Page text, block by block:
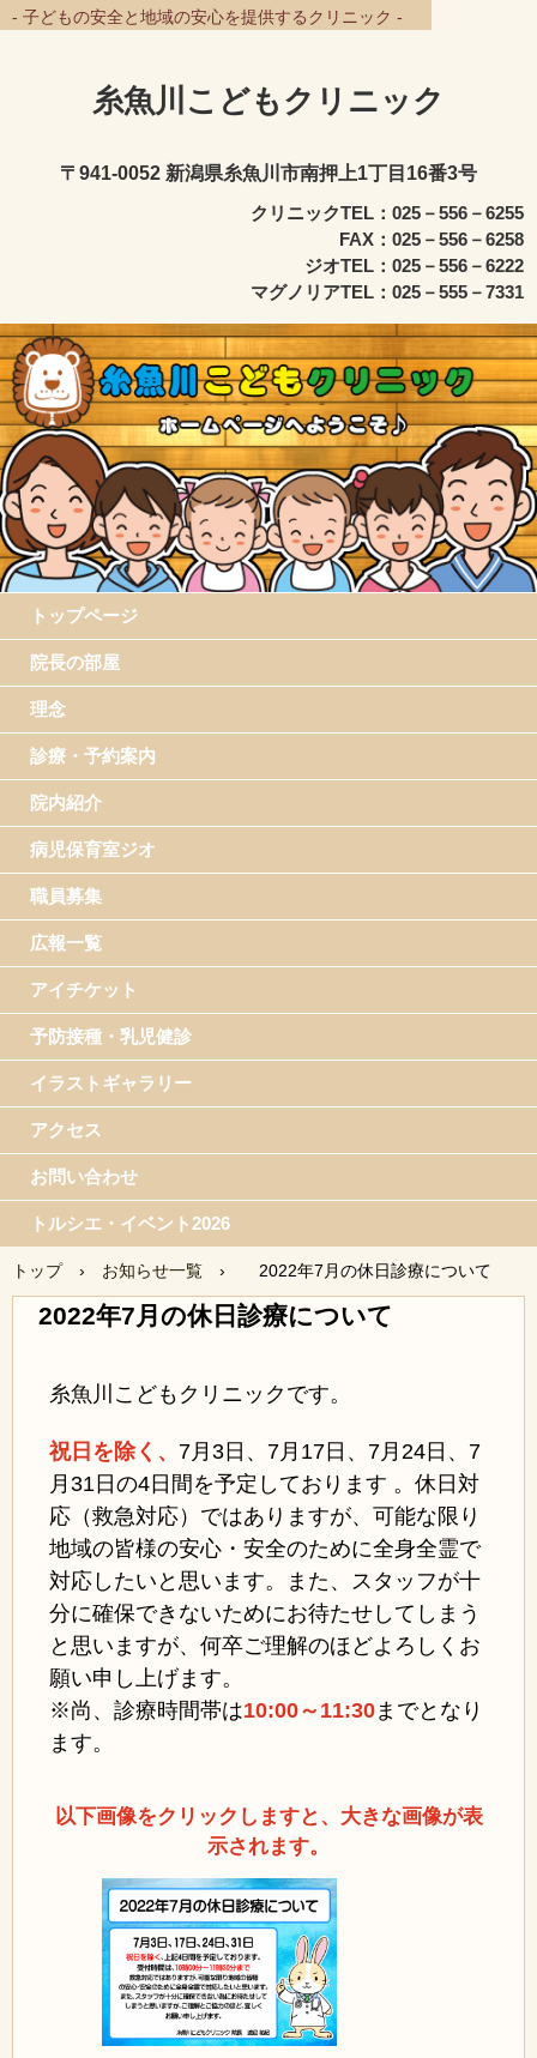
- 子どもの安全と地域の安心を提供するクリニック -
糸魚川こどもクリニック
〒941-0052 新潟県糸魚川市南押上1丁目16番3号
クリニックTEL：025－556－6255
FAX：025－556－6258
ジオTEL：025－556－6222
マグノリアTEL：025－555－7331
トップページ
院長の部屋
理念
診療・予約案内
院内紹介
病児保育室ジオ
職員募集
広報一覧
アイチケット
予防接種・乳児健診
イラストギャラリー
アクセス
お問い合わせ
トルシエ・イベント2026
トップ › お知らせ一覧 › 2022年7月の休日診療について
2022年7月の休日診療について
糸魚川こどもクリニックです。
祝日を除く、 7月3日、 7月17日、7月24日、7
月31日の4日間を予定しております 。休日対
応（救急対応）ではありますが、可能な限り
地域の皆様の安心・安全のために全身全霊で
対応したいと思います。また、スタッフが十
分に確保できないためにお待たせしてしまう
と思いますが、何卒ご理解のほどよろしくお
願い申し上げます。
※尚、診療時間帯は10:00～11:30までとなり
ます。
以下画像をクリックしますと、大きな画像が表
示されます。